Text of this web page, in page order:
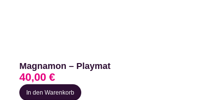
Magnamon – Playmat
In den Warenkorb
40,00 €